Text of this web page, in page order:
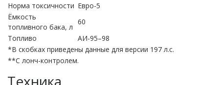
Норма токсичности Евро-5
Ёмкость
топливного бака, л
60
Топливо
АИ-95–98
*В скобках приведены данные для версии 197 л.с.
**С лонч-контролем.
Техника